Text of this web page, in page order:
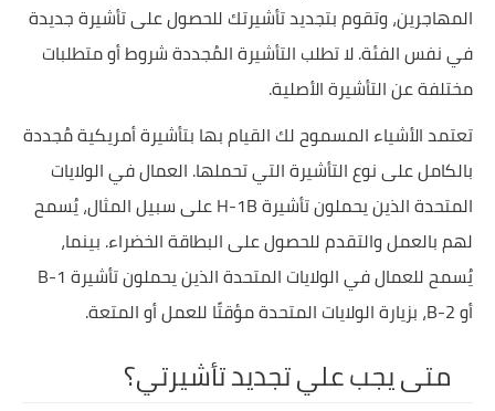
المهاجرين، وتقوم بتجديد تأشيرتك للحصول على تأشيرة جديدة
في نفس الفئة. لا تطلب التأشيرة المُجددة شروط أو متطلبات
مختلفة عن التأشيرة الأصلية.
تعتمد الأشياء المسموح لك القيام بها بتأشيرة أمريكية مُجددة
بالكامل على نوع التأشيرة التي تحملها. العمال في الولايات
المتحدة الذين يحملون تأشيرة H-1B على سبيل المثال، يُسمح
لهم بالعمل والتقدم للحصول على البطاقة الخضراء. بينما،
يُسمح للعمال في الولايات المتحدة الذين يحملون تأشيرة B-1
أو B-2، بزيارة الولايات المتحدة مؤقتًا للعمل أو المتعة.
متى يجب علي تجديد تأشيرتي؟